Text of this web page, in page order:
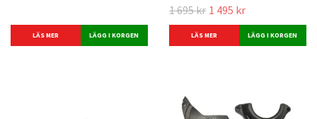
LÄS MER
1 695 kr 1 495 kr
LÄS MER